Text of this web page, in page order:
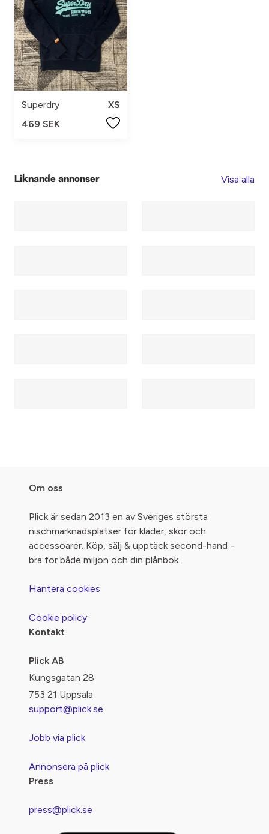
Superdry
XS
469 SEK
Liknande annonser Visa alla
Om oss
Plick är sedan 2013 en av Sveriges största
nischmarknadsplatser för kläder, skor och
accessoarer. Köp, sälj & upptäck second-hand -
bra för både miljön och din plånbok.
Hantera cookies
Cookie policy
Kontakt
Plick AB
Kungsgatan 28
753 21 Uppsala
support@plick.se
Jobb via plick
Annonsera på plick
Press
press@plick.se